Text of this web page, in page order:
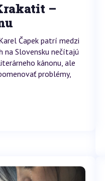
–
Čapek patrí medzi
na Slovensku nečítajú
kánonu, ale
problémy,